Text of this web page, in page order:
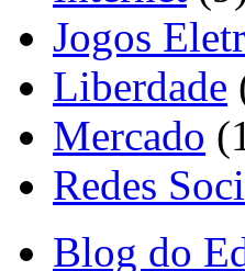
Jogos
Liberdade
Mercado
Redes
Blog do